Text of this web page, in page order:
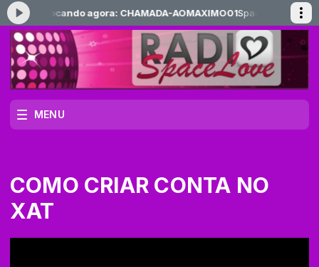
- Tocando agora: CHAMADA-AOMAXIMO01Space nos E.U.A.
MENU
COMO CRIAR CONTA NO
XAT